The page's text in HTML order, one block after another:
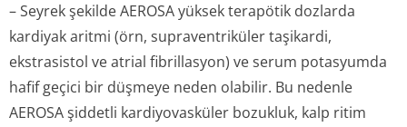
– Seyrek şekilde AEROSA yüksek terapötik dozlarda
kardiyak aritmi (örn, supraventriküler taşikardi,
ekstrasistol ve atrial fibrillasyon) ve serum potasyumda
hafif geçici bir düşmeye neden olabilir. Bu nedenle
AEROSA şiddetli kardiyovasküler bozukluk, kalp ritim